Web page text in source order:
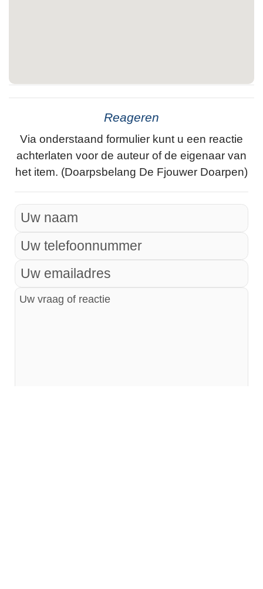
Reageren
Via onderstaand formulier kunt u een reactie
achterlaten voor de auteur of de eigenaar van
het item. (Doarpsbelang De Fjouwer Doarpen)